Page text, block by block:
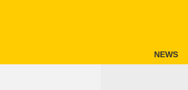
NEWS